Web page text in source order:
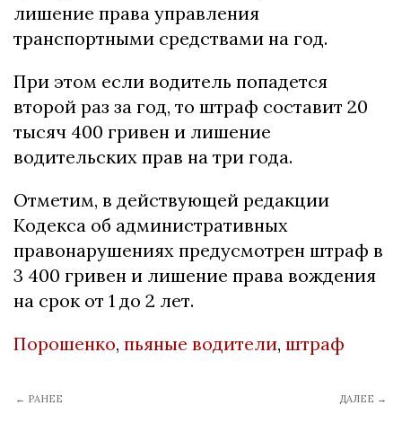
лишение права управления
транспортными средствами на год.
При этом если водитель попадется
второй раз за год, то штраф составит 20
тысяч 400 гривен и лишение
водительских прав на три года.
Отметим, в действующей редакции
Кодекса об административных
правонарушениях предусмотрен штраф в
3 400 гривен и лишение права вождения
на срок от 1 до 2 лет.
Порошенко, пьяные водители, штраф
← РАНЕЕ ДАЛЕЕ →